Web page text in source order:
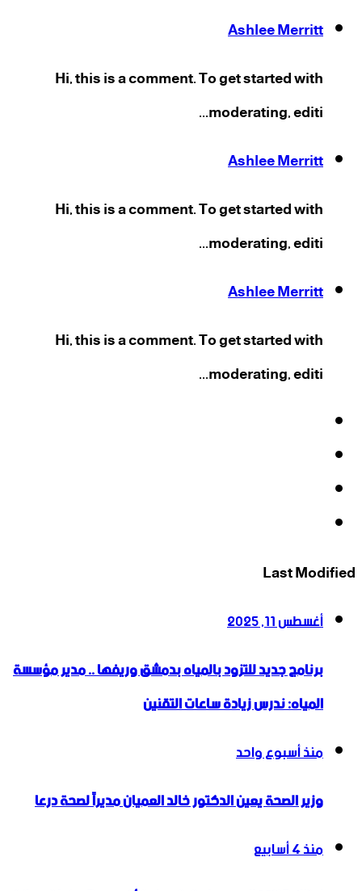
Ashlee Merritt
Hi, this is a comment. To get started with
moderating, editi...
Ashlee Merritt
Hi, this is a comment. To get started with
moderating, editi...
Ashlee Merritt
Hi, this is a comment. To get started with
moderating, editi...
Last Modified
أغسطس 11, 2025
برنامج جديد للتزود بالمياه بدمشق وريفها .. مدير مؤسسة
المياه: ندرس زيادة ساعات التقنين
منذ أسبوع واحد
وزير الصحة يعين الدكتور خالد العميان مديراً لصحة درعا
منذ 4 أسابيع